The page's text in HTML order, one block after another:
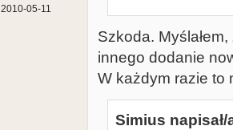
2010-05-11
Szkoda.
innego dodanie
W każdym razie to
Simius napisał/